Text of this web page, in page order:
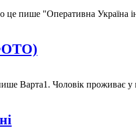
це пише "Оперативна
Варта1. Чоловік проживає